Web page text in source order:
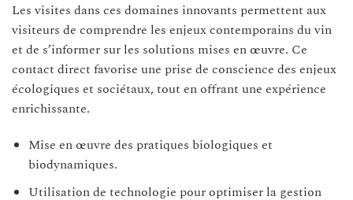
Les visites dans ces domaines innovants permettent aux
visiteurs de comprendre les enjeux contemporains du vin
et de s’informer sur les solutions mises en œuvre. Ce
contact direct favorise une prise de conscience des enjeux
écologiques et sociétaux, tout en offrant une expérience
enrichissante.
Mise en œuvre des pratiques biologiques et
biodynamiques.
Utilisation de technologie pour optimiser la gestion